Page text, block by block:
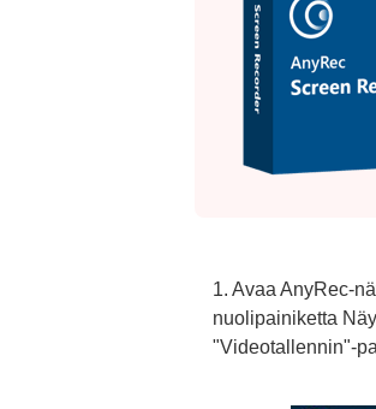
1. Avaa AnyRec-
nuolipainiketta
"Videotallennin"-